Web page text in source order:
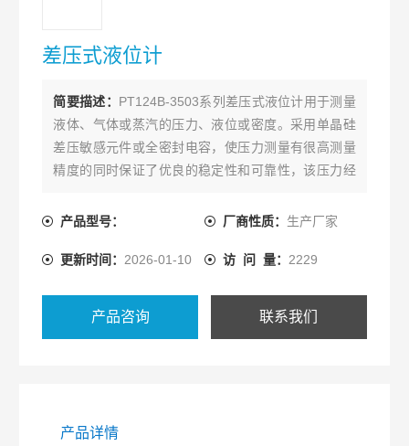
差压式液位计
简要描述： PT124B-3503系列差压式液位计用于测量
液体、气体或蒸汽的压力、液位或密度。采用单晶硅
差压敏感元件或全密封电容，使压力测量有很高测量
精度的同时保证了优良的稳定性和可靠性，该压力经
的主体，然后由变送器主体内的δ室和放大线路板，将
产品型号： 厂商性质： 生产厂家
更新时间： 2026-01-10 访 问 量： 2229
产品咨询 联系我们
产品详情